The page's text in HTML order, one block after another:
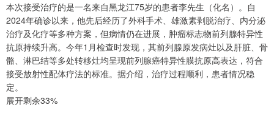
本次接受治疗的是一名来自黑龙江75岁的患者李先生（化名）。自
2024年确诊以来，他先后经历了外科手术、雄激素剥脱治疗、内分泌
治疗及化疗等多种方案，但病情仍在进展，肿瘤标志物前列腺特异性
抗原持续升高。今年1月检查时发现，其前列腺原发病灶以及肝脏、骨
骼、淋巴结等多处转移灶均呈现前列腺癌特异性膜抗原高表达，符合
接受放射性配体疗法的标准。据介绍，治疗过程顺利，患者情况稳
定。
展开剩余33%